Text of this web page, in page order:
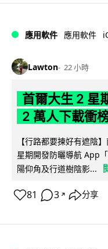
應用軟件 應用軟件
Lawton 22 小時
首爾大生 2 星
2 萬人下載衝
【行路都要揀好有遮陰
星期開發防曬導航 App
陽仰角及行道樹陰影...
81 3 ↗ 分享